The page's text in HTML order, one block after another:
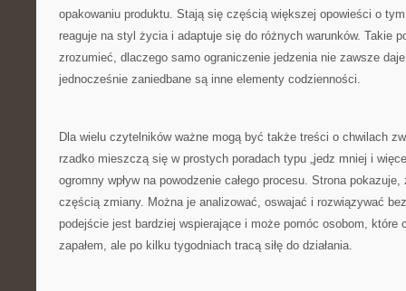
opakowaniu produktu. Stają się częścią większej opowieści o
reaguje na styl życia i adaptuje się do różnych warunków. Takie
zrozumieć, dlaczego samo ograniczenie jedzenia nie zawsze
jednocześnie zaniedbane są inne elementy codzienności.
Dla wielu czytelników ważne mogą być także treści o chwilach
rzadko mieszczą się w prostych poradach typu „jedz mniej i
ogromny wpływ na powodzenie całego procesu. Strona
częścią zmiany. Można je analizować, oswajać i rozwiązywać
podejście jest bardziej wspierające i może pomóc osobom, które
zapałem, ale po kilku tygodniach tracą siłę do działania.